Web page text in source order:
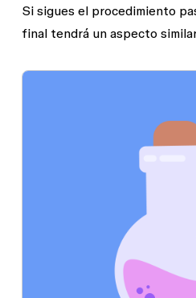
Si sigues el procedimiento
final tendrá un aspecto